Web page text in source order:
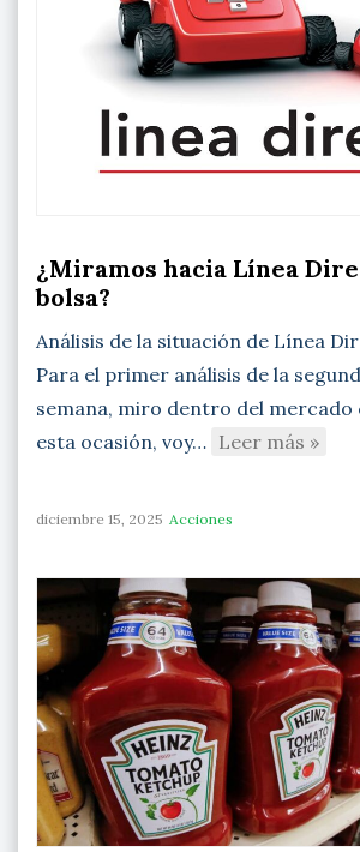
¿Miramos hacia Línea
bolsa?
Análisis de la situación de Línea
Para el primer análisis de la
semana, miro dentro del mercado
esta ocasión, voy… Leer más »
diciembre 15, 2025 Acciones